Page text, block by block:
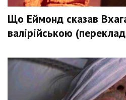
Що Еймонд сказав
валірійською (переклад